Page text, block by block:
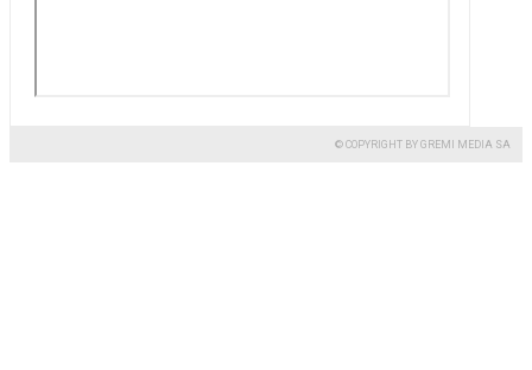
© COPYRIGHT BY GREMI MEDIA SA